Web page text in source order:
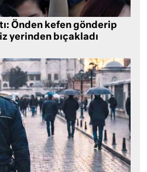
Önden kefen gönderip
yerinden bıçakladı